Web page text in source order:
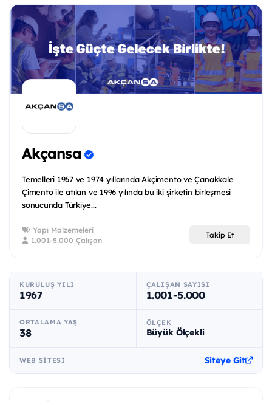
Akçansa
Temelleri 1967 ve 1974 yıllarında Akçimento ve Çanakkale
Çimento ile atılan ve 1996 yılında bu iki şirketin birleşmesi
sonucunda Türkiye...
Yapı Malzemeleri
1.001-5.000 Çalışan
Takip Et
KURULUŞ YILI
1967
ÇALIŞAN SAYISI
1.001-5.000
ORTALAMA YAŞ
38
ÖLÇEK
Büyük Ölçekli
WEB SITESI Siteye Git